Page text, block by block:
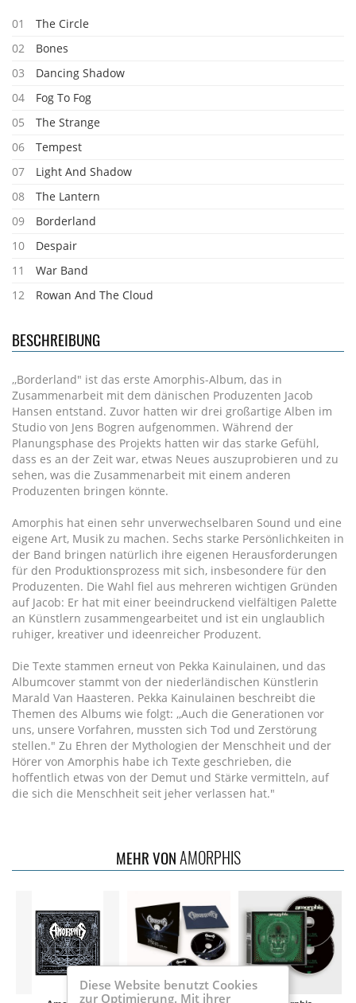
01
The Circle
02
Bones
03
Dancing Shadow
04
Fog To Fog
05
The Strange
06
Tempest
07
Light And Shadow
08
The Lantern
09
Borderland
10
Despair
11
War Band
12
Rowan And The Cloud
BESCHREIBUNG
,,Borderland" ist das erste Amorphis-Album, das in
Zusammenarbeit mit dem dänischen Produzenten Jacob
Hansen entstand. Zuvor hatten wir drei großartige Alben im
Studio von Jens Bogren aufgenommen. Während der
Planungsphase des Projekts hatten wir das starke Gefühl,
dass es an der Zeit war, etwas Neues auszuprobieren und zu
sehen, was die Zusammenarbeit mit einem anderen
Produzenten bringen könnte.
Amorphis hat einen sehr unverwechselbaren Sound und eine
eigene Art, Musik zu machen. Sechs starke Persönlichkeiten in
der Band bringen natürlich ihre eigenen Herausforderungen
für den Produktionsprozess mit sich, insbesondere für den
Produzenten. Die Wahl fiel aus mehreren wichtigen Gründen
auf Jacob: Er hat mit einer beeindruckend vielfältigen Palette
an Künstlern zusammengearbeitet und ist ein unglaublich
ruhiger, kreativer und ideenreicher Produzent.
Die Texte stammen erneut von Pekka Kainulainen, und das
Albumcover stammt von der niederländischen Künstlerin
Marald Van Haasteren. Pekka Kainulainen beschreibt die
Themen des Albums wie folgt: ,,Auch die Generationen vor
uns, unsere Vorfahren, mussten sich Tod und Zerstörung
stellen." Zu Ehren der Mythologien der Menschheit und der
Hörer von Amorphis habe ich Texte geschrieben, die
hoffentlich etwas von der Demut und Stärke vermitteln, auf
die sich die Menschheit seit jeher verlassen hat."
MEHR VONAMORPHIS
Diese Website benutzt Cookies
zur Optimierung. Mit ihrer